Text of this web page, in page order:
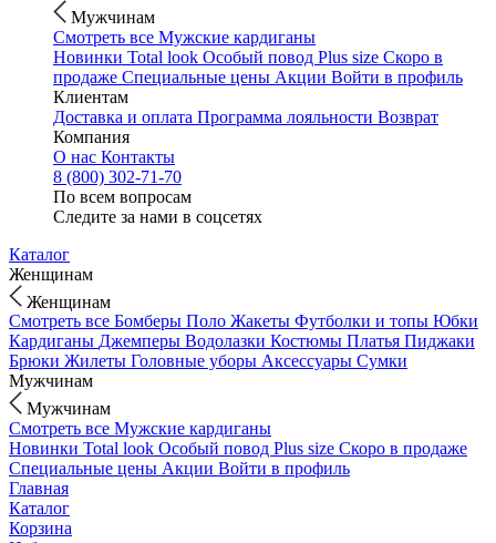
Мужчинам
Смотреть все Мужские кардиганы
Новинки Total look Особый повод Plus size Скоро в
продаже Специальные цены Акции Войти в профиль
Клиентам
Доставка и оплата Программа лояльности Возврат
Компания
О нас Контакты
8 (800) 302-71-70
По всем вопросам
Следите за нами в соцсетях
Каталог
Женщинам
Женщинам
Смотреть все Бомберы Поло Жакеты Футболки и топы Юбки
Кардиганы Джемперы Водолазки Костюмы Платья Пиджаки
Брюки Жилеты Головные уборы Аксессуары Сумки
Мужчинам
Мужчинам
Смотреть все Мужские кардиганы
Новинки Total look Особый повод Plus size Скоро в продаже
Специальные цены Акции Войти в профиль
Главная
Каталог
Корзина